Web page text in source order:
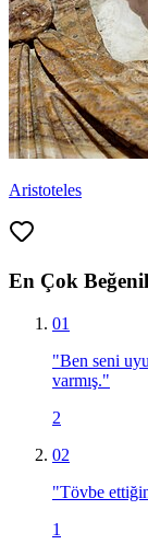
Aristoteles
En Çok
01
"Ben seni
varmış."
2
02
"Tövbe
1